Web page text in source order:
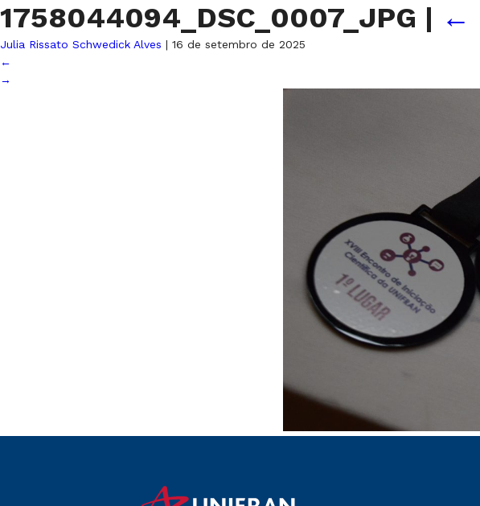
1758044094_DSC_0007_JPG | ←
Julia Rissato Schwedick Alves | 16 de setembro de 2025
←
→